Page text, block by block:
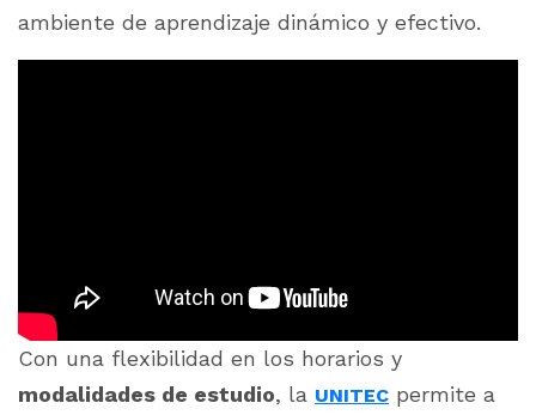
ambiente de aprendizaje dinámico y efectivo.
Con una flexibilidad en los horarios y
modalidades de estudio, la UNITEC permite a